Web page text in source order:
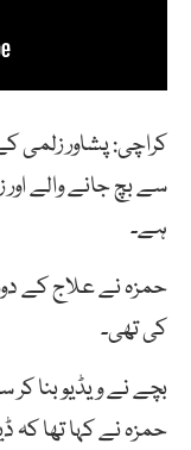
کراچی: پشاور
سے بچ جانے والے
ہے۔
حمزہ نے علاج کے
کی تھی۔
بچے نے ویڈیو بنا
حمزہ نے کہا تھا